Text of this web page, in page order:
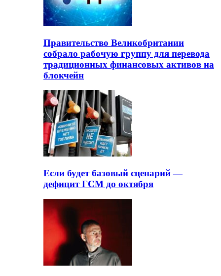
Правительство Великобритании
собрало рабочую группу для перевода
традиционных финансовых активов на
блокчейн
Если будет базовый сценарий —
дефицит ГСМ до октября